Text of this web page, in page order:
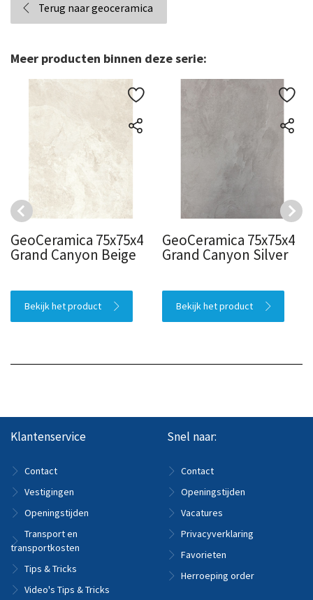
Terug naar geoceramica
Meer producten binnen deze serie:
GeoCeramica 75x75x4
Grand Canyon Beige
Bekijk het product
GeoCeramica 75x75x4
Grand Canyon Silver
Bekijk het product
Klantenservice
Contact
Vestigingen
Openingstijden
Transport en
transportkosten
Tips & Tricks
Video's Tips & Tricks
Snel naar:
Contact
Openingstijden
Vacatures
Privacyverklaring
Favorieten
Herroeping order